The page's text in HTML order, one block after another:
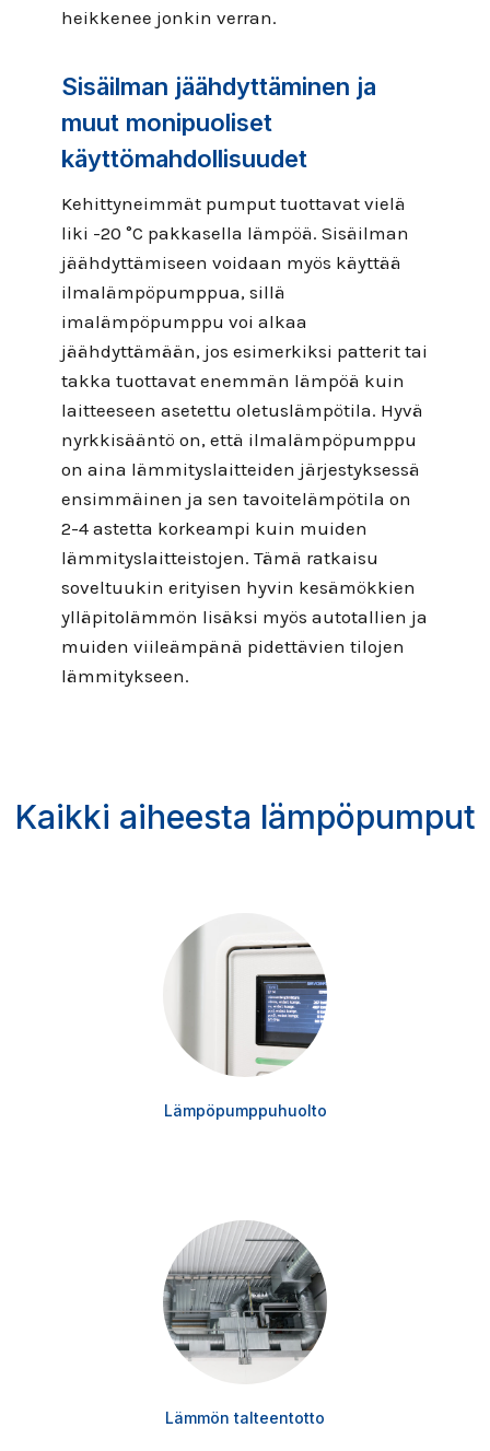
heikkenee jonkin verran.
Sisäilman jäähdyttäminen ja
muut monipuoliset
käyttömahdollisuudet
Kehittyneimmät pumput tuottavat vielä
liki -20 °C pakkasella lämpöä. Sisäilman
jäähdyttämiseen voidaan myös käyttää
ilmalämpöpumppua, sillä
imalämpöpumppu voi alkaa
jäähdyttämään, jos esimerkiksi patterit tai
takka tuottavat enemmän lämpöä kuin
laitteeseen asetettu oletuslämpötila. Hyvä
nyrkkisääntö on, että ilmalämpöpumppu
on aina lämmityslaitteiden järjestyksessä
ensimmäinen ja sen tavoitelämpötila on
2-4 astetta korkeampi kuin muiden
lämmityslaitteistojen. Tämä ratkaisu
soveltuukin erityisen hyvin kesämökkien
ylläpitolämmön lisäksi myös autotallien ja
muiden viileämpänä pidettävien tilojen
lämmitykseen.
Kaikki aiheesta lämpöpumput
Lämpöpumppuhuolto
Lämmön talteentotto